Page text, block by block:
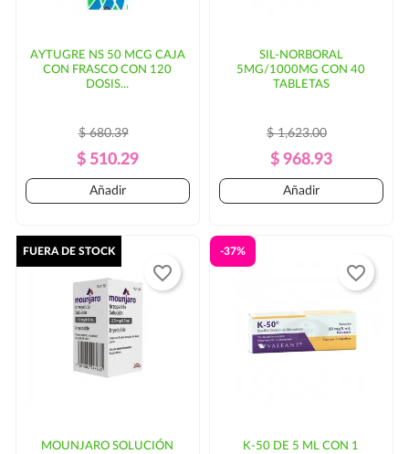
AYTUGRE NS 50 MCG CAJA
CON FRASCO CON 120
DOSIS...
Precio
Regular
$ 680.39
Precio
$ 510.29
Añadir
SIL-NORBORAL
5MG/1000MG CON 40
TABLETAS
Precio
Regular
$ 1,623.00
Precio
$ 968.93
Añadir
MOUNJARO SOLUCIÓN
FUERA DE STOCK
favorite_border
K-50 DE 5 ML CON 1
-37%
favorite_border